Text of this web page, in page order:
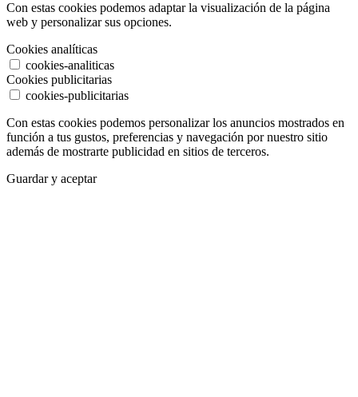
Con estas cookies podemos adaptar la visualización de la página
web y personalizar sus opciones.
Cookies analíticas
cookies-analiticas
Cookies publicitarias
cookies-publicitarias
Con estas cookies podemos personalizar los anuncios mostrados en
función a tus gustos, preferencias y navegación por nuestro sitio
además de mostrarte publicidad en sitios de terceros.
Guardar y aceptar